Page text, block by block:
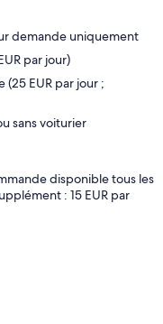
demande uniquement
par jour)
(25 EUR par jour ;
sans voiturier
disponible tous les
: 15 EUR par